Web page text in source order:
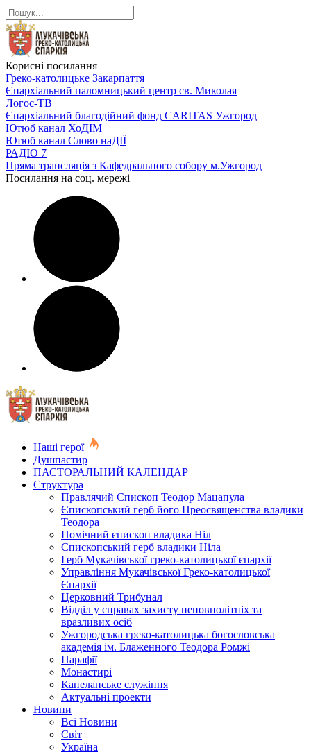
Корисні посилання
Греко-католицьке Закарпаття
Єпархіальний паломницький центр св. Миколая
Логос-ТВ
Єпархіальний благодійний фонд CARITAS Ужгород
Ютюб канал ХоДІМ
Ютюб канал Слово наДІЇ
РАДІО 7
Пряма трансляція з Кафедрального собору м.Ужгород
Посилання на соц. мережі
Наші герої
Душпастир
ПАСТОРАЛЬНИЙ КАЛЕНДАР
Структура
Правлячий Єпископ Теодор Мацапула
Єпископський герб його Преосвященства владики
Теодора
Помічний єпископ владика Ніл
Єпископський герб владики Ніла
Герб Мукачівської греко-католицької єпархії
Управління Мукачівської Греко-католицької
Єпархії
Церковний Трибунал
Відділ у справах захисту неповнолітніх та
вразливих осіб
Ужгородська греко-католицька богословська
академія ім. Блаженного Теодора Ромжі
Парафії
Монастирі
Капеланське служіння
Актуальні проекти
Новини
Всі Новини
Світ
Україна